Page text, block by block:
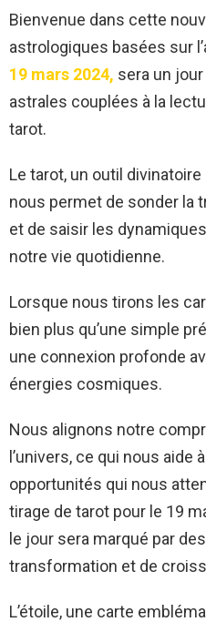
Bienvenue dans cette
astrologiques basées sur
19 mars 2024, sera un
astrales couplées à la
tarot.
Le tarot, un outil
nous permet de sonder la
et de saisir les
notre vie quotidienne.
Lorsque nous tirons les
bien plus qu’une simple
une connexion profonde
énergies cosmiques.
Nous alignons notre
l’univers, ce qui nous aide
opportunités qui nous
tirage de tarot pour le 19
le jour sera marqué par
transformation et de
L’étoile, une carte